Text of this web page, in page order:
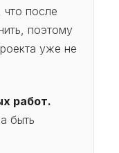
что после
поэтому
уже не
работ.
быть